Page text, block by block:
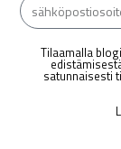
Tilaamalla
satunnaisesti